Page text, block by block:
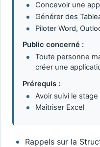
Concevoir une
Générer des
Piloter Word,
Public concerné :
Toute personne
créer une
Prérequis :
Avoir suivi le stage
Maîtriser Excel
Rappels sur la